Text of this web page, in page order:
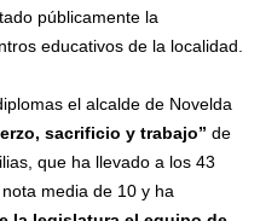
públicamente la
educativos de la localidad.
el alcalde de Novelda
sacrificio y trabajo” de
que ha llevado a los 43
media de 10 y ha